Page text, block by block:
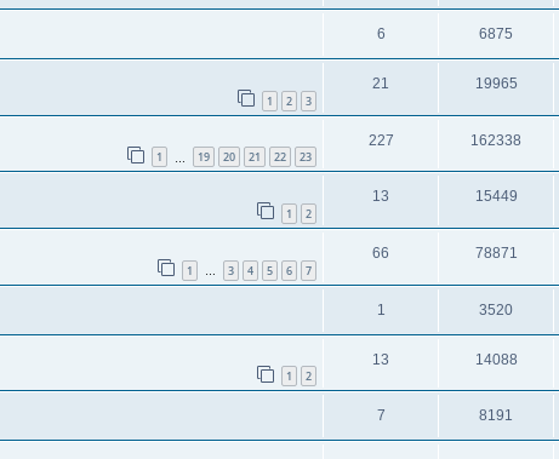
6 6875
1 2 3
21 19965
1 19 20 21 22 23
227 162338
1 2
13 15449
1 … 3 4 5 6 7
66 78871
1 3520
1 2
13 14088
7 8191